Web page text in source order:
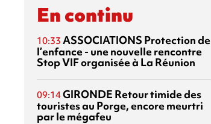
En continu
10:33 ASSOCIATIONS Protection de
l’enfance - une nouvelle rencontre
Stop VIF organisée à La Réunion
09:14GIRONDE Retour timide des
touristes au Porge, encore meurtri
par le mégafeu